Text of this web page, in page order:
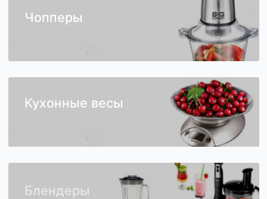
Чопперы
Кухонные весы